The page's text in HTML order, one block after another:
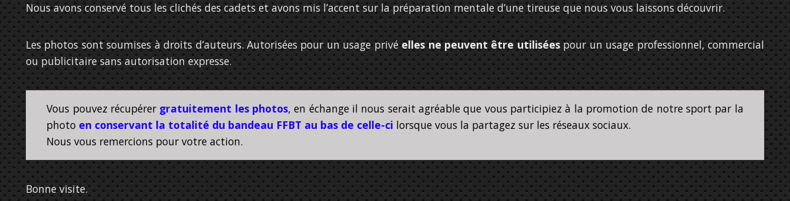
Nous avons conservé tous les clichés des cadets et avons mis l’accent sur la préparation mentale d’une tireuse que nous vous laissons découvrir.
Les photos sont soumises à droits d’auteurs. Autorisées pour un usage privéelles ne peuvent être utiliséespour un usage professionnel, commercial
ou publicitaire sans autorisation expresse.
Vous pouvez récupérer gratuitement les photos, en échange il nous serait agréable que vous participiez à la promotion de notre sport par la
photo en conservant la totalité du bandeau FFBT au bas de celle-ci lorsque vous la partagez sur les réseaux sociaux.
Nous vous remercions pour votre action.
Bonne visite.